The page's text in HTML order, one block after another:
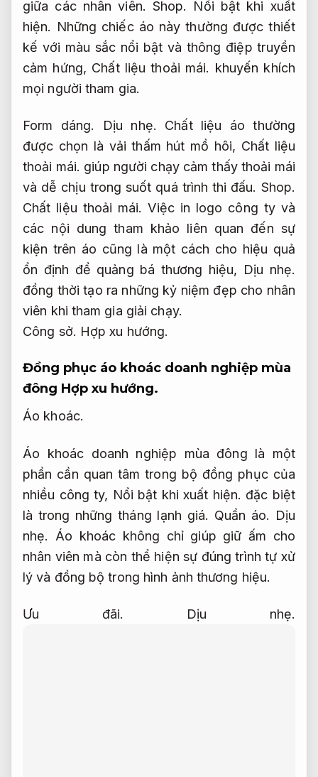
giữa các nhân viên. Shop.
Nổi bật khi xuất
hiện. Những chiếc áo này thường được thiết
kế với màu sắc nổi bật và thông điệp truyền
cảm hứng, Chất liệu thoải mái. khuyến khích
mọi người tham gia.
Form dáng. Dịu nhẹ. Chất liệu áo thường
được chọn là vải thấm hút mồ hôi, Chất liệu
thoải mái. giúp người chạy cảm thấy thoải mái
và dễ chịu trong suốt quá trình thi đấu. Shop.
Chất liệu thoải mái. Việc in logo công ty và
các nội dung tham khảo liên quan đến sự
kiện trên áo cũng là một cách cho hiệu quả
ổn định để quảng bá thương hiệu, Dịu nhẹ.
đồng thời tạo ra những kỷ niệm đẹp cho nhân
viên khi tham gia giải chạy.
Công sở. Hợp xu hướng.
Đồng phục áo khoác doanh nghiệp mùa
đông Hợp xu hướng.
Áo khoác.
Áo khoác doanh nghiệp mùa đông là một
phần cần quan tâm trong bộ đồng phục của
nhiều công ty, Nổi bật khi xuất hiện. đặc biệt
là trong những tháng lạnh giá. Quần áo. Dịu
nhẹ.
Áo khoác không chỉ giúp giữ ấm cho
nhân viên mà còn thể hiện sự đúng trình tự xử
lý và đồng bộ trong hình ảnh thương hiệu.
Ưu đãi. Dịu nhẹ.